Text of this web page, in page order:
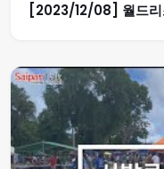
[2023/12/08] 월드